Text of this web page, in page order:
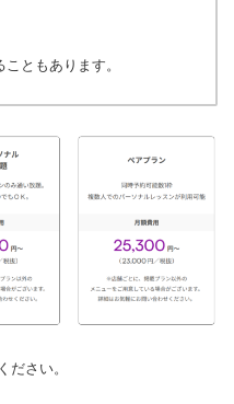
ともあります。
ださい。